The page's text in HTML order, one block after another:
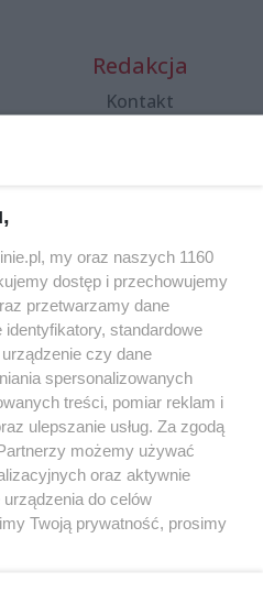
Redakcja
Kontakt
Specjalny koncert z okazji
20. urodzin portalu
wSzczecinie.pl
Regulamin konkursów
śniadaniówka "Hej
Szczecin! Jest piątek!"
my oraz naszych 1160
dostęp i przechowujemy
przetwarzamy dane
standardowe
czy dane
spersonalizowanych
treści, pomiar reklam i
ulepszanie usług. Za zgodą
możemy używać
oraz aktywnie
do celów
Twoją prywatność, prosimy